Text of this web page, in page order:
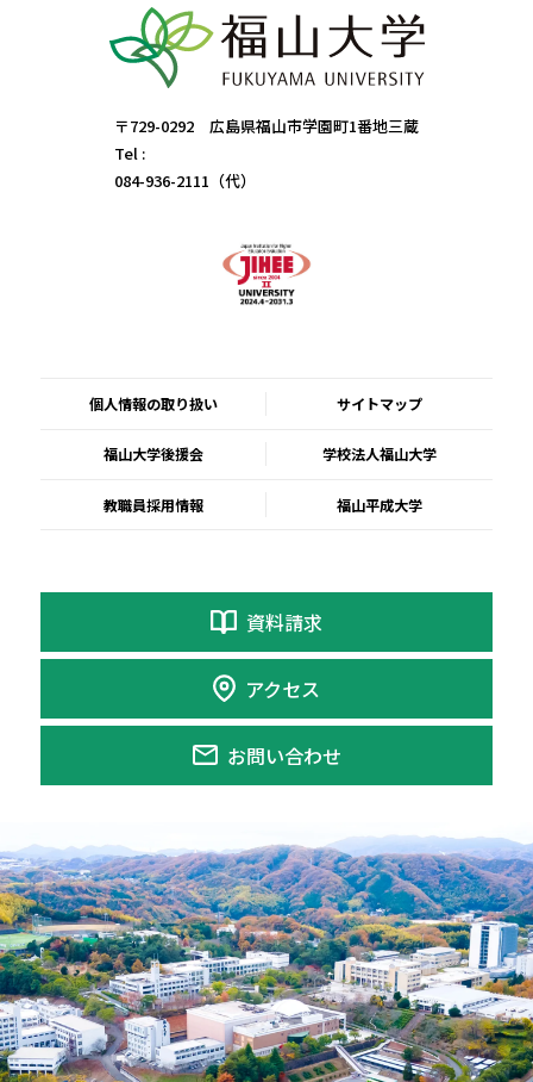
〒729-0292 広島県福山市学園町1番地三蔵
Tel :
084-936-2111（代）
個人情報の取り扱い サイトマップ
福山大学後援会 学校法人福山大学
教職員採用情報 福山平成大学
資料請求
アクセス
お問い合わせ